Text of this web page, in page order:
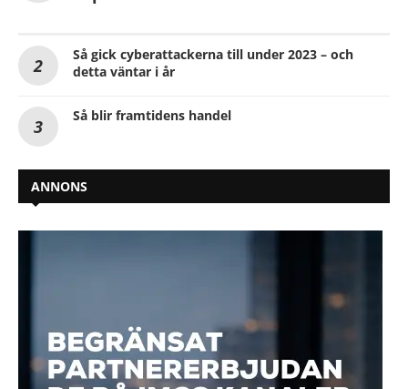
Så gick cyberattackerna till under 2023 – och
detta väntar i år
Så blir framtidens handel
ANNONS